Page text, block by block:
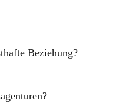
Beziehung?